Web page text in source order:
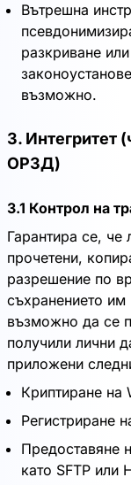
Вътрешна
разкриване
възможно.
3. Интегритет
ОРЗД)
3.1 Контрол на
Гарантира се, че
прочетени,
разрешение по
съхранението им
възможно да се
получили лични
приложени
Криптиране на
Регистриране
Предоставяне
като SFTP или